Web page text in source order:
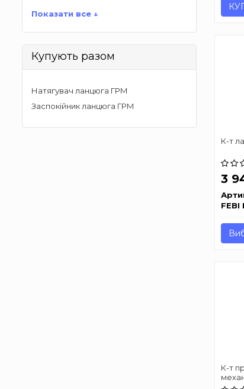
Показати все ↓
Купують разом
Натягувач ланцюга ГРМ
Заспокійник ланцюга ГРМ
К-т
3
FEBI
К-т